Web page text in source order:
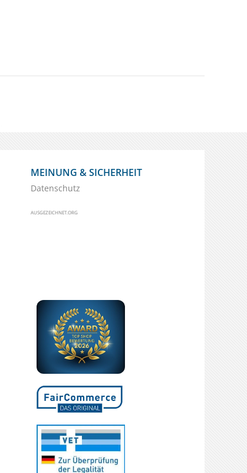
MEINUNG & SICHERHEIT
Datenschutz
AUSGEZEICHNET.ORG